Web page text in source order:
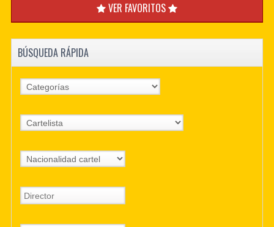
VER FAVORITOS
BÚSQUEDA RÁPIDA